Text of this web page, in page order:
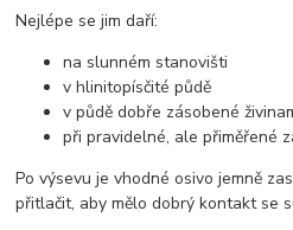
Nejlépe se jim daří:
na slunném stanovišti
v hlinitopísčité půdě
v půdě dobře zásobené
při pravidelné, ale přiměřené
Po výsevu je vhodné osivo jemně
přitlačit, aby mělo dobrý kontakt se